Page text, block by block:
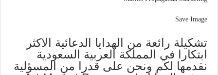
Save Image
تشكيلة رائعة من الهدايا الدعائية الاكثر
ابتكارا في المملكة العربية السعودية
نقدمها لكم ونحن على قدرا من المسؤلية